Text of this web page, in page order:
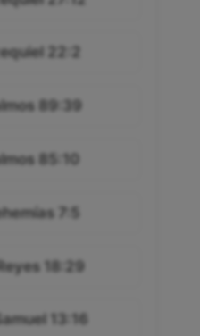
22:2
89:39
85:10
7:5
18:29
13:16